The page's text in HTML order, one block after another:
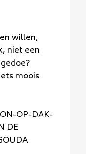
willen,
niet een
moois
OP-DAK-
DE